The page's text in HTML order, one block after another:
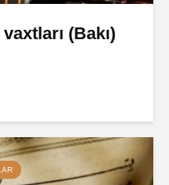
(Bakı)